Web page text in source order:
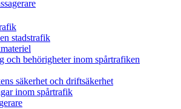
stadstrafik
och behörigheter inom spårtrafiken
säkerhet och driftsäkerhet
inom spårtrafik